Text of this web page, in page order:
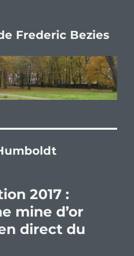
Frederic Bezies
2017 :
mine d’or
direct du